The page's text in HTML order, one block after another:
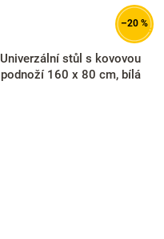
–20 %
Univerzální stůl s kovovou
podnoží 160 x 80 cm, bílá